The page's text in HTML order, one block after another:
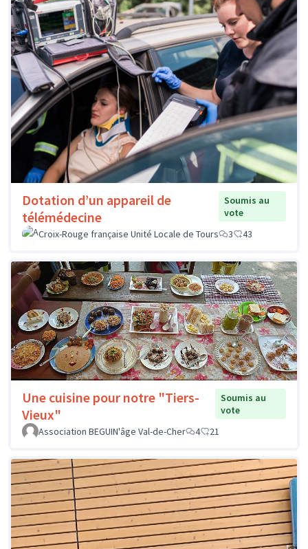
Dotation d’un appareil de
télémédecine
Soumis au
vote
Croix-Rouge française Unité Locale de Tours
3 43
Une cuisine pour notre "Tiers-
Vieux"
Soumis au
vote
Association BEGUIN'âge Val-de-Cher
4 21